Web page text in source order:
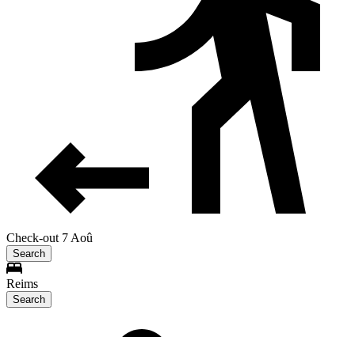
Check-out 7 Aoû
Search
Reims
Search